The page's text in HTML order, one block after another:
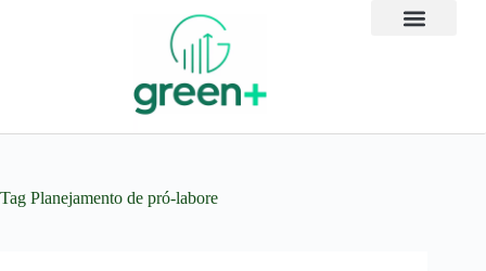
Tag Planejamento de pró-labore